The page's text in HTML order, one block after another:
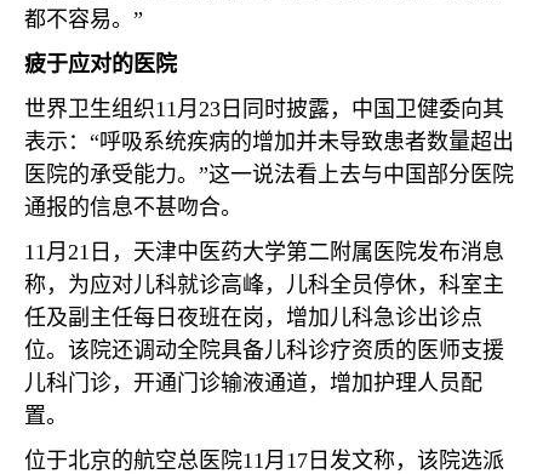
都不容易。”
疲于应对的医院
世界卫生组织11月 23 日同时披露，中国卫健委向其
表示：“呼吸系统疾病的增加并未导致患者数量超出
医院的承受能力。”这一说法看上去与中国部分医院
通报的信息不甚吻合。
11月 21 日，天津中医药大学第二附属医院发布消息
称，为应对儿科就诊高峰，儿科全员停休，科室主
任及副主任每日夜班在岗，增加儿科急诊出诊点
位。该院还调动全院具备儿科诊疗资质的医师支援
儿科门诊，开通门诊输液通道，增加护理人员配
置。
位于北京的航空总医院11月 17 日发文称，该院选派